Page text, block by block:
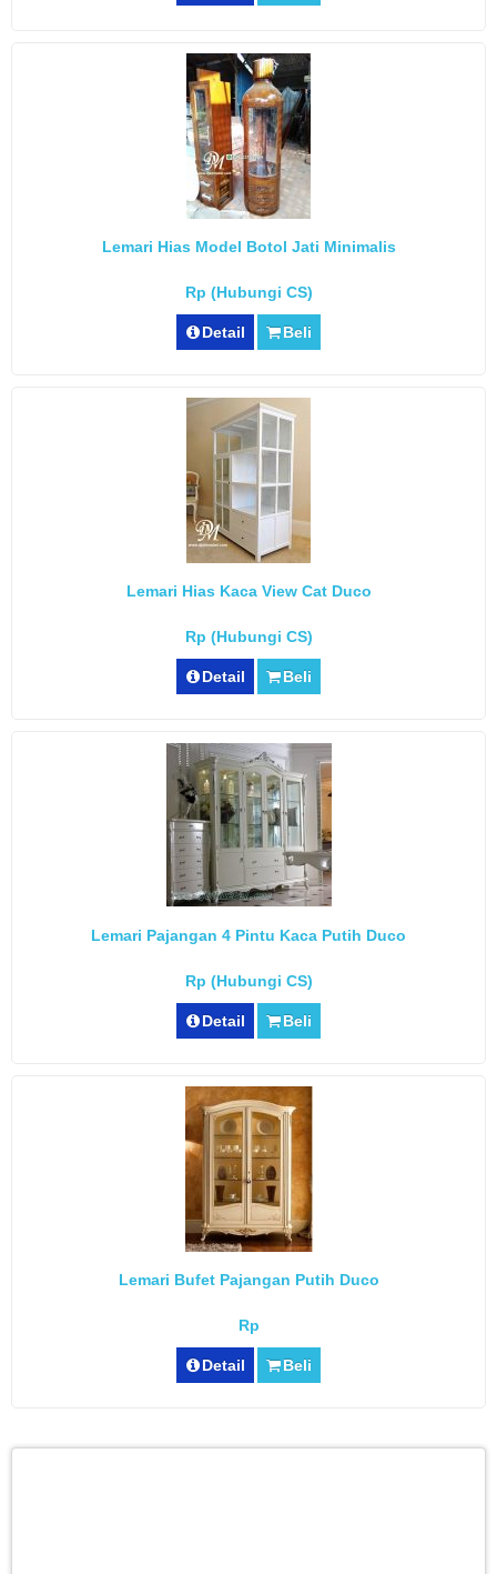
Lemari Hias Model Botol Jati Minimalis
Rp (Hubungi CS)
Detail Beli
Lemari Hias Kaca View Cat Duco
Rp (Hubungi CS)
Detail Beli
Lemari Pajangan 4 Pintu Kaca Putih Duco
Rp (Hubungi CS)
Detail Beli
Lemari Bufet Pajangan Putih Duco
Rp
Detail Beli